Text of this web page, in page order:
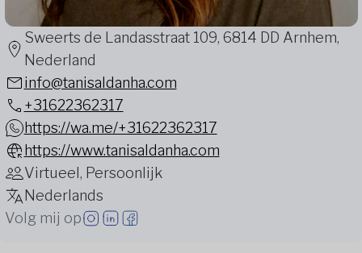
Sweerts de Landasstraat 109, 6814 DD Arnhem,
Nederland
info@tanisaldanha.com
+31622362317
https://wa.me/+31622362317
https://www.tanisaldanha.com
Virtueel, Persoonlijk
Nederlands
Volg mij op